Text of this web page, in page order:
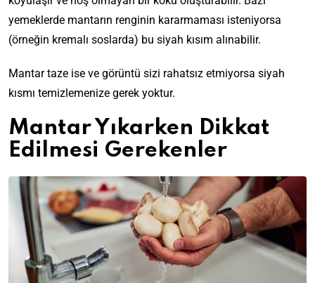
yemeklerde mantarın renginin kararmaması isteniyorsa
(örneğin kremalı soslarda) bu siyah kısım alınabilir.
Mantar taze ise ve görüntü sizi rahatsız etmiyorsa siyah
kısmı temizlemenize gerek yoktur.
Mantar Yıkarken Dikkat
Edilmesi Gerekenler